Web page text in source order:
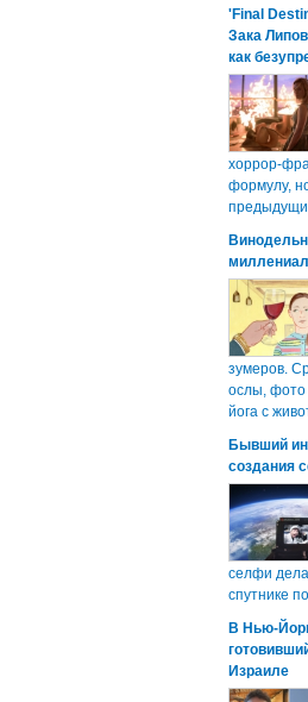
'Final
Зака
как
хоррор-
формулу,
зумеров.
ослы, фото
йога с
Бывший
создания
селфи
спутнике
В Нью-
Израиле